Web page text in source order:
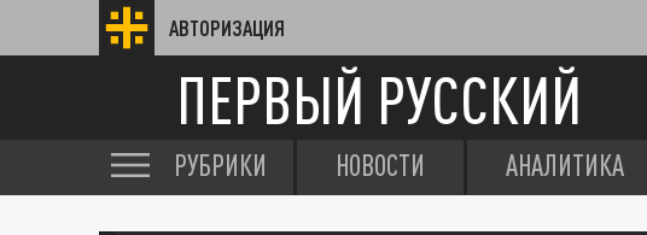
АВТОРИЗАЦИЯ
ПЕРВЫЙ РУССКИЙ
РУБРИКИ НОВОСТИ АНАЛИТИКА